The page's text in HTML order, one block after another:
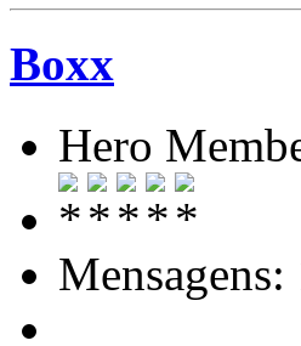
Boxx
Hero
Mensagens: